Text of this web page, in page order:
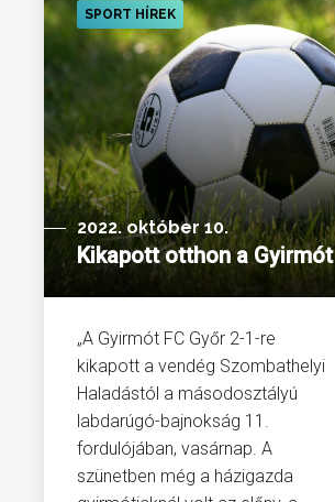
SPORT HÍREK
2022. október 10.
Kikapott otthon a Gyirmót
„A Gyirmót FC Győr 2-1-re
kikapott a vendég Szombathelyi
Haladástól a másodosztályú
labdarúgó-bajnokság 11.
fordulójában, vasárnap. A
szünetben még a házigazda